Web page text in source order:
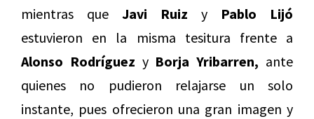
mientras que Javi Ruiz y Pablo Lijó
estuvieron en la misma tesitura frente a
Alonso Rodríguez y Borja Yribarren, ante
quienes no pudieron relajarse un solo
instante, pues ofrecieron una gran imagen y